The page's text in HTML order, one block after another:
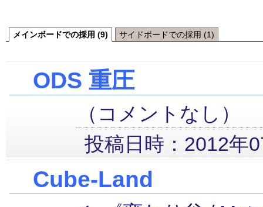
メインボードでの採用 (9) サイドボードでの採用 (1)
ODS 重圧
（コメントなし）
投稿日時：2012年
Cube-Land